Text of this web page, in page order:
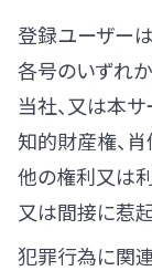
登録ユーザー
各号のいずれ
当社、又は本
知的財産権、肖
他の権利又は
又は間接に惹起
犯罪行為に関